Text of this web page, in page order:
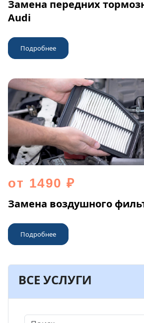
Замена передних
Audi
Подробнее
от 1490 ₽
Замена воздушного
Подробнее
ВСЕ УСЛУГИ